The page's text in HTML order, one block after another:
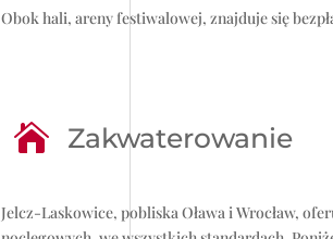
Obok hali, areny festiwalowej, znajduje się
 Zakwaterowanie
Jelcz-Laskowice, pobliska Oława i Wrocław,